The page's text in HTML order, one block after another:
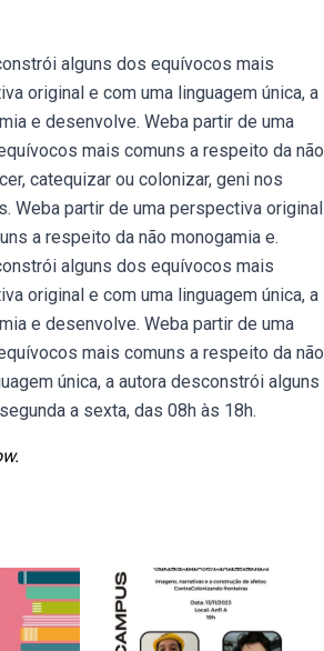
alguns dos equívocos mais
original e com uma linguagem única, a
e desenvolve. Weba partir de uma
mais comuns a respeito da não
catequizar ou colonizar, geni nos
Weba partir de uma perspectiva original
a respeito da não monogamia e.
alguns dos equívocos mais
original e com uma linguagem única, a
e desenvolve. Weba partir de uma
mais comuns a respeito da não
única, a autora desconstrói alguns
a sexta, das 08h às 18h.